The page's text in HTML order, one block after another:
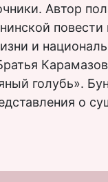
Автор
и
голубь».
о
к